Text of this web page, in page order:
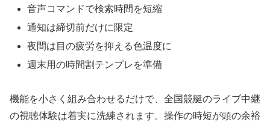
音声コマンドで検索時間を短縮
通知は締切前だけに限定
夜間は目の疲労を抑える色温度に
週末用の時間割テンプレを準備
機能を小さく組み合わせるだけで、全国競艇のライブ中継
の視聴体験は着実に洗練されます。操作の時短が頭の余裕